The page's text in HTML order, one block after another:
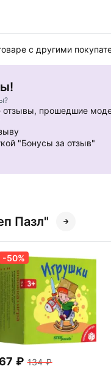
с другими
отзывы, прошедшие
"Бонусы за отзыв"
Пазл"
-50%
134